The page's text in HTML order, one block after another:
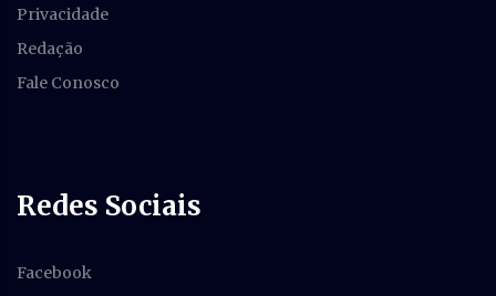
Privacidade
Redação
Fale Conosco
Redes Sociais
Facebook